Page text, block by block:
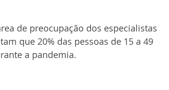
de preocupação dos especialistas
que 20% das pessoas de 15 a 49
a pandemia.